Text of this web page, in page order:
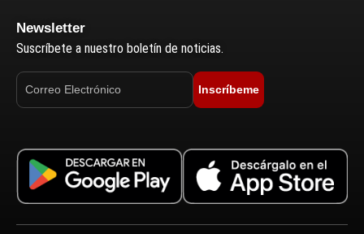
Newsletter
Suscríbete a nuestro boletín de noticias.
Inscríbeme